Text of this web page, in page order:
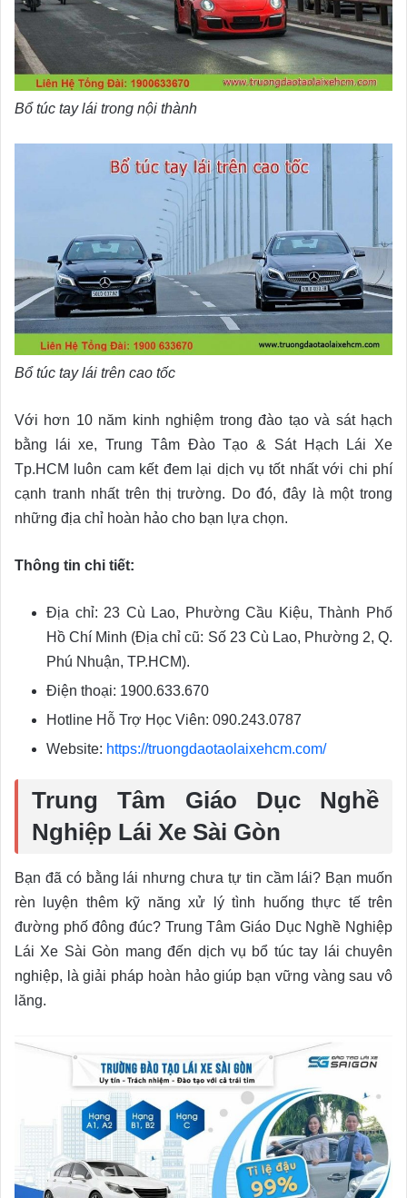
Bổ túc tay lái trong nội thành
Bổ túc tay lái trên cao tốc
Với hơn 10 năm kinh nghiệm trong đào tạo và sát hạch
bằng lái xe, Trung Tâm Đào Tạo & Sát Hạch Lái Xe
Tp.HCM luôn cam kết đem lại dịch vụ tốt nhất với chi phí
cạnh tranh nhất trên thị trường. Do đó, đây là một trong
những địa chỉ hoàn hảo cho bạn lựa chọn.
Thông tin chi tiết:
Địa chỉ: 23 Cù Lao, Phường Cầu Kiệu, Thành Phố
Hồ Chí Minh (Địa chỉ cũ: Số 23 Cù Lao, Phường 2, Q.
Phú Nhuận, TP.HCM).
Điện thoại: 1900.633.670
Hotline Hỗ Trợ Học Viên: 090.243.0787
Website: https://truongdaotaolaixehcm.com/
Trung Tâm Giáo Dục Nghề
Nghiệp Lái Xe Sài Gòn
Bạn đã có bằng lái nhưng chưa tự tin cầm lái? Bạn muốn
rèn luyện thêm kỹ năng xử lý tình huống thực tế trên
đường phố đông đúc? Trung Tâm Giáo Dục Nghề Nghiệp
Lái Xe Sài Gòn mang đến dịch vụ bổ túc tay lái chuyên
nghiệp, là giải pháp hoàn hảo giúp bạn vững vàng sau vô
lăng.